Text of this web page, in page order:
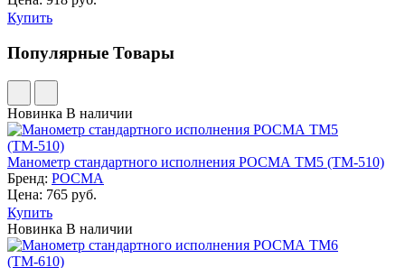
Купить
Популярные Товары
Новинка В наличии
Манометр стан­дар­тно­го ис­пол­не­ния РОСМА ТМ5 (ТМ-510)
Бренд: РОСМА
Цена: 765 руб.
Купить
Новинка В наличии